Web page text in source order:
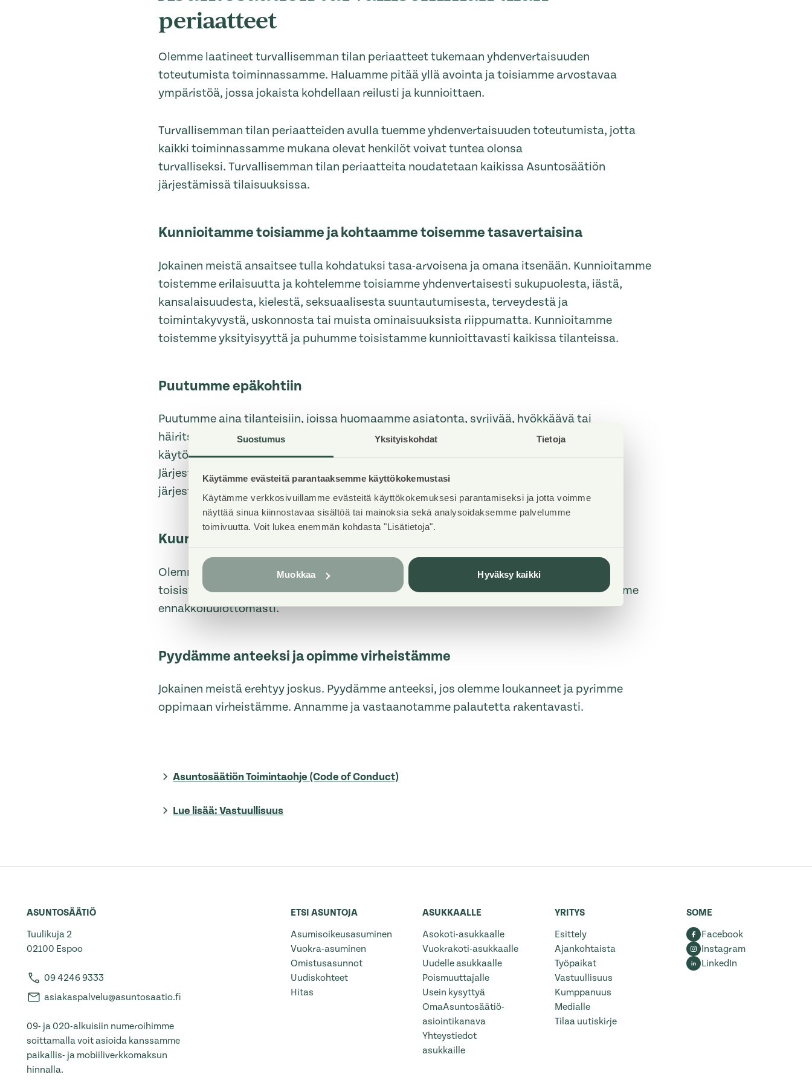
Suostumus Yksityiskohdat Tietoja
Käytämme evästeitä parantaaksemme käyttökokemustasi
Käytämme verkkosivuillamme evästeitä käyttökokemuksesi parantamiseksi ja jotta voimme
näyttää sinua kiinnostavaa sisältöä tai mainoksia sekä analysoidaksemme palvelumme
toimivuutta. Voit lukea enemmän kohdasta "Lisätietoja".
Muokkaa Hyväksy kaikki
periaatteet
Olemme laatineet turvallisemman tilan periaatteet tukemaan yhdenvertaisuuden
toteutumista toiminnassamme. Haluamme pitää yllä avointa ja toisiamme arvostavaa
ympäristöä, jossa jokaista kohdellaan reilusti ja kunnioittaen.
Turvallisemman tilan periaatteiden avulla tuemme yhdenvertaisuuden toteutumista, jotta
kaikki toiminnassamme mukana olevat henkilöt voivat tuntea olonsa
turvalliseksi. Turvallisemman tilan periaatteita noudatetaan kaikissa Asuntosäätiön
järjestämissä tilaisuuksissa.
Kunnioitamme toisiamme ja kohtaamme toisemme tasavertaisina
Jokainen meistä ansaitsee tulla kohdatuksi tasa-arvoisena ja omana itsenään. Kunnioitamme
toistemme erilaisuutta ja kohtelemme toisiamme yhdenvertaisesti sukupuolesta, iästä,
kansalaisuudesta, kielestä, seksuaalisesta suuntautumisesta, terveydestä ja
toimintakyvystä, uskonnosta tai muista ominaisuuksista riippumatta. Kunnioitamme
toistemme yksityisyyttä ja puhumme toisistamme kunnioittavasti kaikissa tilanteissa.
Puutumme epäkohtiin
Puutumme aina tilanteisiin, joissa huomaamme asiatonta, syrjivää, hyökkäävä tai
häiritsevää käytöstä tai turvallisemman tilan periaatteiden loukkaamista. Epäasiallisen
käytöksen voi nostaa esiin itse tai esihenkilön, HR:n tai työsuojeluvaltuutetun avulla.
Järjestämissämme tilaisuuksissa epäasiallisesta käytöksestä voi kertoa tapahtuman
järjestämisestä vastaavalle Asuntosäätiön työntekijälle.
Kuuntelemme toisiamme ja annamme toisillemme tilaa
Olemme avoimia erilaisille mielipiteille ja kokemuksille emmekä tee olettamuksia
toisistamme. Annamme jokaiselle tilaa osallistua keskusteluun ja kuuntelemme toisiamme
ennakkoluulottomasti.
Pyydämme anteeksi ja opimme virheistämme
Jokainen meistä erehtyy joskus. Pyydämme anteeksi, jos olemme loukanneet ja pyrimme
oppimaan virheistämme. Annamme ja vastaanotamme palautetta rakentavasti.
Asuntosäätiön Toimintaohje (Code of Conduct)
Lue lisää: Vastuullisuus
ASUNTOSÄÄTIÖ
Tuulikuja 2
02100 Espoo
09 4246 9333
asiakaspalvelu@asuntosaatio.fi
09- ja 020-alkuisiin numeroihimme
soittamalla voit asioida kanssamme
paikallis- ja mobiiliverkkomaksun
hinnalla.
ETSI ASUNTOJA
Asumisoikeusasuminen
Vuokra-asuminen
Omistusasunnot
Uudiskohteet
Hitas
ASUKKAALLE
Asokoti-asukkaalle
Vuokrakoti-asukkaalle
Uudelle asukkaalle
Poismuuttajalle
Usein kysyttyä
OmaAsuntosäätiö-
asiointikanava
Yhteystiedot
asukkaille
YRITYS
Esittely
Ajankohtaista
Työpaikat
Vastuullisuus
Kumppanuus
Medialle
Tilaa uutiskirje
SOME
Facebook
Instagram
LinkedIn